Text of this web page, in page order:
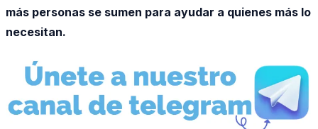
más personas se sumen para ayudar a quienes más lo
necesitan.